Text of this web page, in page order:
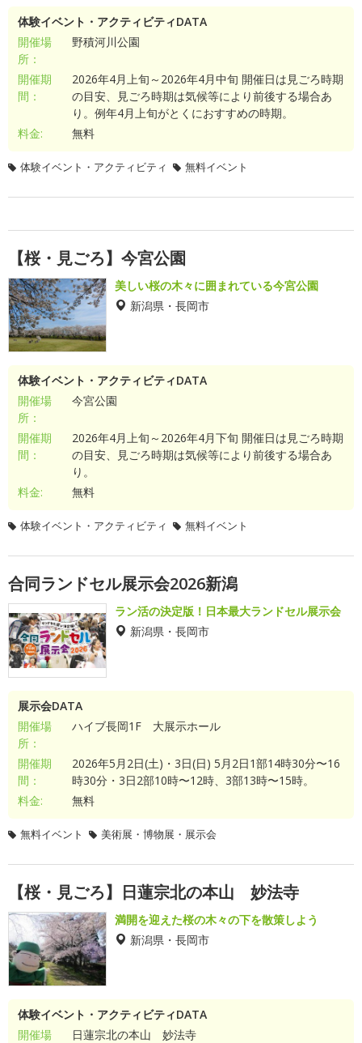
体験イベント・アクティビティDATA
開催場
所：
野積河川公園
開催期
間：
2026年4月上旬～2026年4月中旬 開催日は見ごろ時期
の目安、見ごろ時期は気候等により前後する場合あ
り。例年4月上旬がとくにおすすめの時期。
料金:
無料
体験イベント・アクティビティ 無料イベント
【桜・見ごろ】今宮公園
美しい桜の木々に囲まれている今宮公園
新潟県・長岡市
体験イベント・アクティビティDATA
開催場
所：
今宮公園
開催期
間：
2026年4月上旬～2026年4月下旬 開催日は見ごろ時期
の目安、見ごろ時期は気候等により前後する場合あ
り。
料金:
無料
体験イベント・アクティビティ 無料イベント
合同ランドセル展示会2026新潟
ラン活の決定版！日本最大ランドセル展示会
新潟県・長岡市
展示会DATA
開催場
所：
ハイブ長岡1F 大展示ホール
開催期
間：
2026年5月2日(土)・3日(日) 5月2日1部14時30分〜16
時30分・3日2部10時〜12時、3部13時〜15時。
料金:
無料
無料イベント 美術展・博物展・展示会
【桜・見ごろ】日蓮宗北の本山 妙法寺
満開を迎えた桜の木々の下を散策しよう
新潟県・長岡市
体験イベント・アクティビティDATA
開催場
日蓮宗北の本山 妙法寺